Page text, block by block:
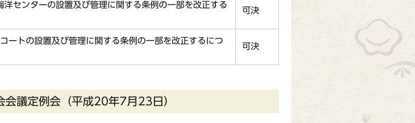
洋センターの設置及び管理に関する条例の一部を改正する
可決
ートの設置及び管理に関する条例の一部を改正するにつ
可決
議定例会（平成20年7月23日）